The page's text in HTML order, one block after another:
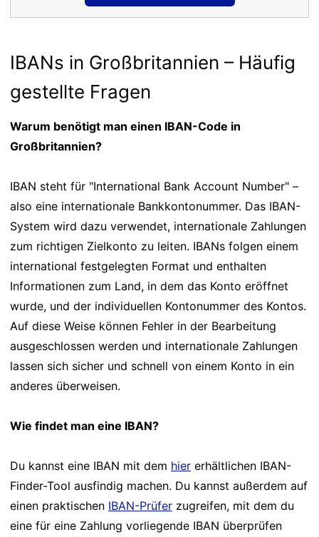
IBANs in Großbritannien – Häufig
gestellte Fragen
Warum benötigt man einen IBAN-Code in
Großbritannien?
IBAN steht für "International Bank Account Number" –
also eine internationale Bankkontonummer. Das IBAN-
System wird dazu verwendet, internationale Zahlungen
zum richtigen Zielkonto zu leiten. IBANs folgen einem
international festgelegten Format und enthalten
Informationen zum Land, in dem das Konto eröffnet
wurde, und der individuellen Kontonummer des Kontos.
Auf diese Weise können Fehler in der Bearbeitung
ausgeschlossen werden und internationale Zahlungen
lassen sich sicher und schnell von einem Konto in ein
anderes überweisen.
Wie findet man eine IBAN?
Du kannst eine IBAN mit dem hier erhältlichen IBAN-
Finder-Tool ausfindig machen. Du kannst außerdem auf
einen praktischen IBAN-Prüfer zugreifen, mit dem du
eine für eine Zahlung vorliegende IBAN überprüfen